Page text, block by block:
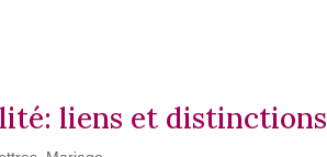
liens et distinctions